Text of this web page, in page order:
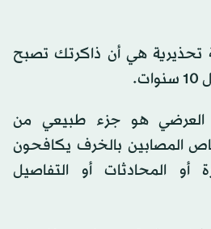
تحذيرية هي أن ذاكرتك تصبح
العرضي هو جزء طبيعي من
المصابين بالخرف يكافحون
أو المحادثات أو التفاصيل